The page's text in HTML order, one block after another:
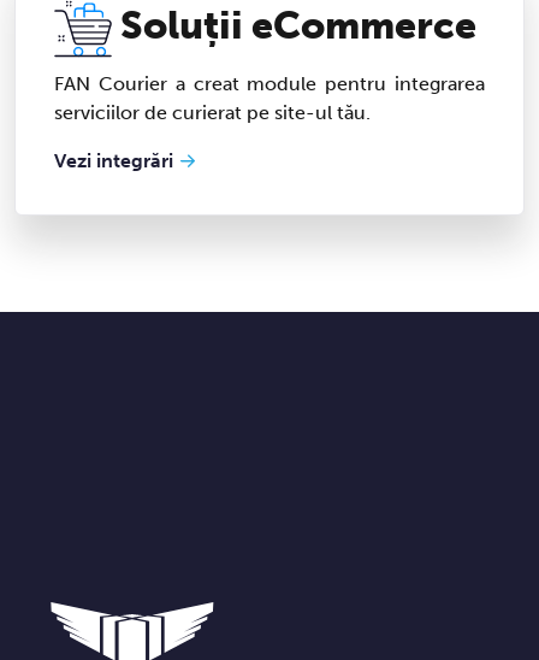
Soluții eCommerce
FAN Courier a creat module pentru integrarea
serviciilor de curierat pe site-ul tău.
Vezi integrări